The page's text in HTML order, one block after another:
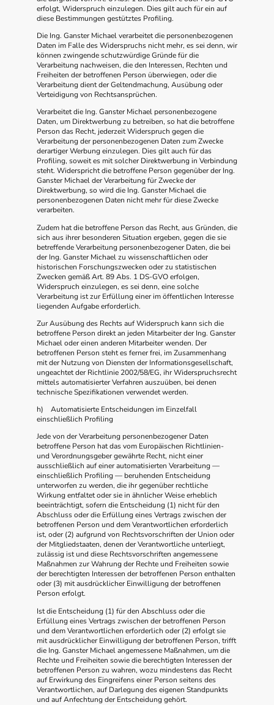
erfolgt, Widerspruch einzulegen. Dies gilt auch für ein auf
diese Bestimmungen gestütztes Profiling.
Die Ing. Ganster Michael verarbeitet die personenbezogenen
Daten im Falle des Widerspruchs nicht mehr, es sei denn, wir
können zwingende schutzwürdige Gründe für die
Verarbeitung nachweisen, die den Interessen, Rechten und
Freiheiten der betroffenen Person überwiegen, oder die
Verarbeitung dient der Geltendmachung, Ausübung oder
Verteidigung von Rechtsansprüchen.
Verarbeitet die Ing. Ganster Michael personenbezogene
Daten, um Direktwerbung zu betreiben, so hat die betroffene
Person das Recht, jederzeit Widerspruch gegen die
Verarbeitung der personenbezogenen Daten zum Zwecke
derartiger Werbung einzulegen. Dies gilt auch für das
Profiling, soweit es mit solcher Direktwerbung in Verbindung
steht. Widerspricht die betroffene Person gegenüber der Ing.
Ganster Michael der Verarbeitung für Zwecke der
Direktwerbung, so wird die Ing. Ganster Michael die
personenbezogenen Daten nicht mehr für diese Zwecke
verarbeiten.
Zudem hat die betroffene Person das Recht, aus Gründen, die
sich aus ihrer besonderen Situation ergeben, gegen die sie
betreffende Verarbeitung personenbezogener Daten, die bei
der Ing. Ganster Michael zu wissenschaftlichen oder
historischen Forschungszwecken oder zu statistischen
Zwecken gemäß Art. 89 Abs. 1 DS-GVO erfolgen,
Widerspruch einzulegen, es sei denn, eine solche
Verarbeitung ist zur Erfüllung einer im öffentlichen Interesse
liegenden Aufgabe erforderlich.
Zur Ausübung des Rechts auf Widerspruch kann sich die
betroffene Person direkt an jeden Mitarbeiter der Ing. Ganster
Michael oder einen anderen Mitarbeiter wenden. Der
betroffenen Person steht es ferner frei, im Zusammenhang
mit der Nutzung von Diensten der Informationsgesellschaft,
ungeachtet der Richtlinie 2002/58/EG, ihr Widerspruchsrecht
mittels automatisierter Verfahren auszuüben, bei denen
technische Spezifikationen verwendet werden.
h) Automatisierte Entscheidungen im Einzelfall
einschließlich Profiling
Jede von der Verarbeitung personenbezogener Daten
betroffene Person hat das vom Europäischen Richtlinien-
und Verordnungsgeber gewährte Recht, nicht einer
ausschließlich auf einer automatisierten Verarbeitung —
einschließlich Profiling — beruhenden Entscheidung
unterworfen zu werden, die ihr gegenüber rechtliche
Wirkung entfaltet oder sie in ähnlicher Weise erheblich
beeinträchtigt, sofern die Entscheidung (1) nicht für den
Abschluss oder die Erfüllung eines Vertrags zwischen der
betroffenen Person und dem Verantwortlichen erforderlich
ist, oder (2) aufgrund von Rechtsvorschriften der Union oder
der Mitgliedstaaten, denen der Verantwortliche unterliegt,
zulässig ist und diese Rechtsvorschriften angemessene
Maßnahmen zur Wahrung der Rechte und Freiheiten sowie
der berechtigten Interessen der betroffenen Person enthalten
oder (3) mit ausdrücklicher Einwilligung der betroffenen
Person erfolgt.
Ist die Entscheidung (1) für den Abschluss oder die
Erfüllung eines Vertrags zwischen der betroffenen Person
und dem Verantwortlichen erforderlich oder (2) erfolgt sie
mit ausdrücklicher Einwilligung der betroffenen Person, trifft
die Ing. Ganster Michael angemessene Maßnahmen, um die
Rechte und Freiheiten sowie die berechtigten Interessen der
betroffenen Person zu wahren, wozu mindestens das Recht
auf Erwirkung des Eingreifens einer Person seitens des
Verantwortlichen, auf Darlegung des eigenen Standpunkts
und auf Anfechtung der Entscheidung gehört.